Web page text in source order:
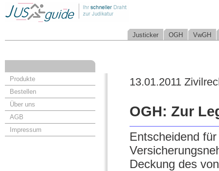
Justicker OGH VwGH
Produkte
Bestellen
Über uns
AGB
Impressum
13.01.2011
OGH: Zur
Entscheidend
Deckung des